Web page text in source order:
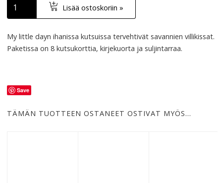
Lisää ostoskoriin »
My little dayn ihanissa kutsuissa tervehtivät savannien villikissat.
Paketissa on 8 kutsukorttia, kirjekuorta ja suljintarraa.
Save
TÄMÄN TUOTTEEN OSTANEET OSTIVAT MYÖS…